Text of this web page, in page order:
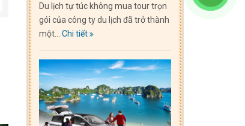
Du lịch tự túc không mua tour trọn
gói của công ty du lịch đã trở thành
một... Chi tiết